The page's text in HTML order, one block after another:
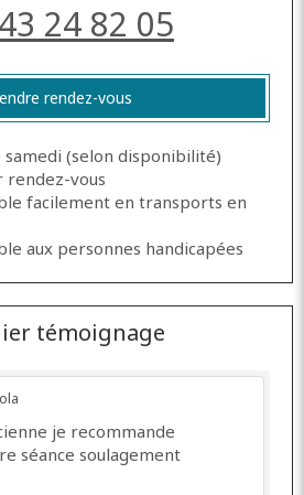
24 82 05
rendez-vous
samedi (selon disponibilité)
rendez-vous
facilement en transports en
aux personnes handicapées
témoignage
je recommande
séance soulagement